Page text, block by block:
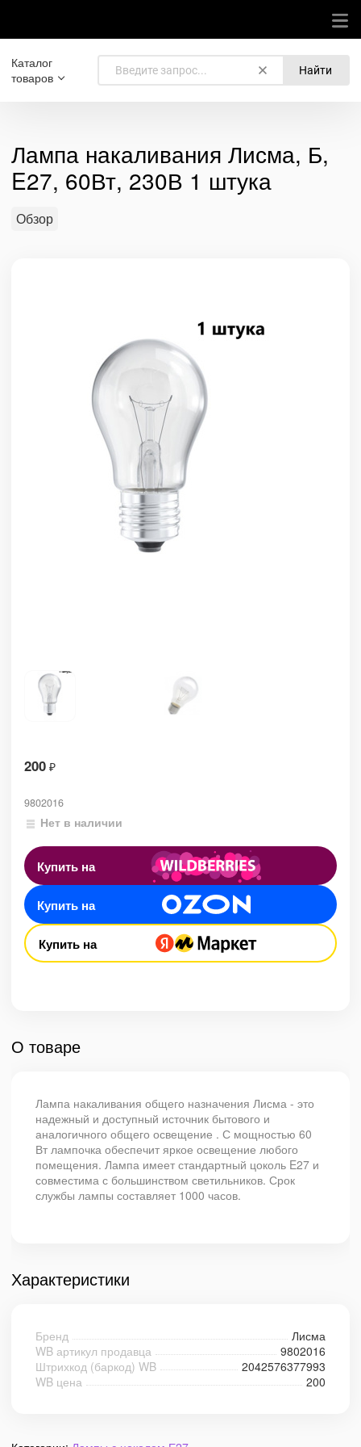
Каталог
товаров
Найти
Лампа накаливания Лисма, Б,
E27, 60Вт, 230В 1 штука
Обзор
200 ₽
9802016
Нет в наличии
Купить на
Купить на
Купить на
О товаре
Лампа накаливания общего назначения Лисма - это
надежный и доступный источник бытового и
аналогичного общего освещение . С мощностью 60
Вт лампочка обеспечит яркое освещение любого
помещения. Лампа имеет стандартный цоколь E27 и
совместима с большинством светильников. Срок
службы лампы составляет 1000 часов.
Характеристики
Бренд
Лисма
WB артикул продавца
9802016
Штрихкод (баркод) WB
2042576377993
WB цена
200